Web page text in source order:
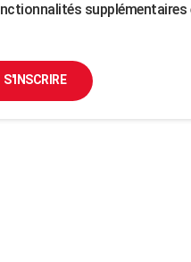
supplémentaires
S'INSCRIRE